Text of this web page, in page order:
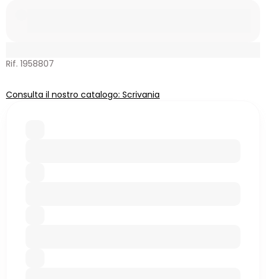
Rif. 1958807
Consulta il nostro catalogo: Scrivania